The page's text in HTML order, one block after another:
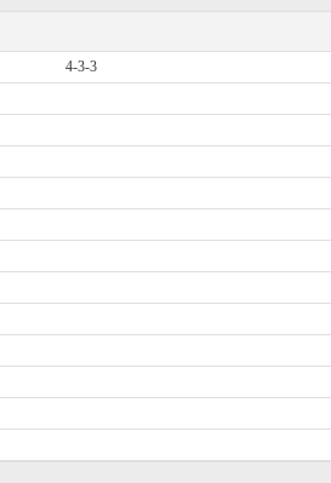
4-3-3